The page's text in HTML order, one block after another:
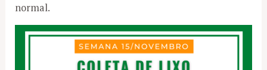
normal.